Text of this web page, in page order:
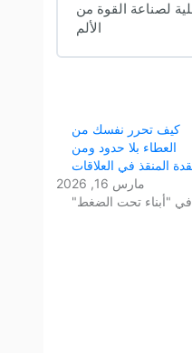
لصناعة القوة من
الألم
كيف تحرر نفسك من
العطاء بلا حدود ومن
المنقذ في العلاقات
مارس 16, 2026
في "أبناء تحت الضغط"